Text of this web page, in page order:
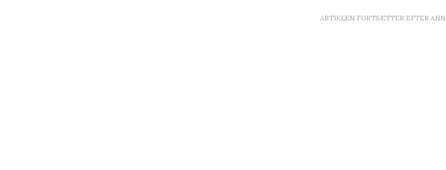
ARTIKLEN FORTSÆTTER EFTER